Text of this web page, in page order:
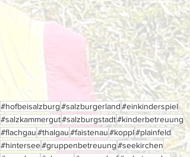
#hofbeisalzburg#salzburgerland#einkinderspiel
#salzkammergut#salzburgstadt#kinderbetreuung
#flachgau#thalgau#faistenau#koppl#plainfeld
#hintersee#gruppenbetreuung#seekirchen